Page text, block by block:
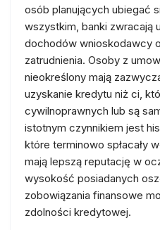
osób planujących ubiegać
wszystkim, banki zwracają
dochodów wnioskodawcy
zatrudnienia. Osoby z
nieokreślony mają
uzyskanie kredytu niż ci,
cywilnoprawnych lub są
istotnym czynnikiem jest
które terminowo spłacały
mają lepszą reputację w
wysokość posiadanych
zobowiązania finansowe
zdolności kredytowej.